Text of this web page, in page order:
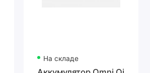
На складе